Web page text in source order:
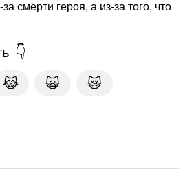
смерти героя, а из-за того, что
😹 🙀 😿